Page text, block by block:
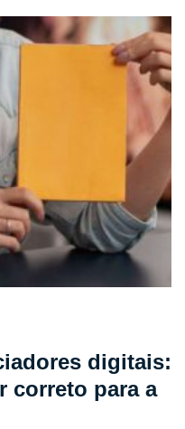
digitais:
correto para a